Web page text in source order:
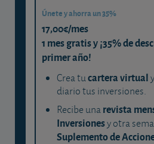
Únete y ahorra un 35%
17,00€/mes
1 mes gratis y ¡35% de
primer año!
Crea tucartera virtual
diario tus inversiones.
Recibe unarevista
Inversionesy otra
Suplemento de